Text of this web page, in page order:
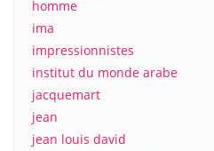
homme
ima
impressionnistes
institut du monde arabe
jacquemart
jean
jean louis david